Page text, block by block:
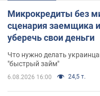
Микрокредиты без
сценария заемщика
уберечь свои деньги
Что нужно делать
"быстрый займ"
6.08.2026 16:00 24,5 т.